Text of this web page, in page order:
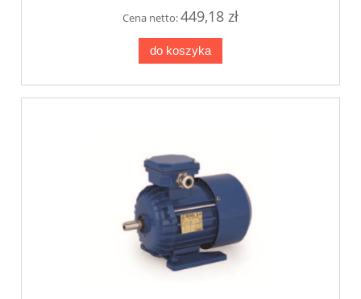
Cena netto:449,18 zł
do koszyka